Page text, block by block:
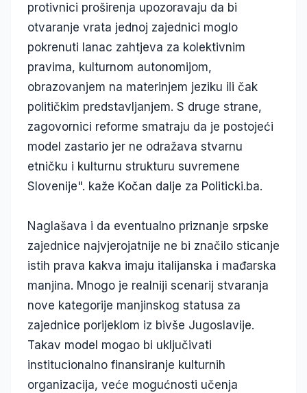
protivnici proširenja upozoravaju da bi
otvaranje vrata jednoj zajednici moglo
pokrenuti lanac zahtjeva za kolektivnim
pravima, kulturnom autonomijom,
obrazovanjem na materinjem jeziku ili čak
političkim predstavljanjem. S druge strane,
zagovornici reforme smatraju da je postojeći
model zastario jer ne odražava stvarnu
etničku i kulturnu strukturu suvremene
Slovenije". kaže Kočan dalje za Politicki.ba.
Naglašava i da eventualno priznanje srpske
zajednice najvjerojatnije ne bi značilo sticanje
istih prava kakva imaju italijanska i mađarska
manjina. Mnogo je realniji scenarij stvaranja
nove kategorije manjinskog statusa za
zajednice porijeklom iz bivše Jugoslavije.
Takav model mogao bi uključivati
institucionalno finansiranje kulturnih
organizacija, veće mogućnosti učenja